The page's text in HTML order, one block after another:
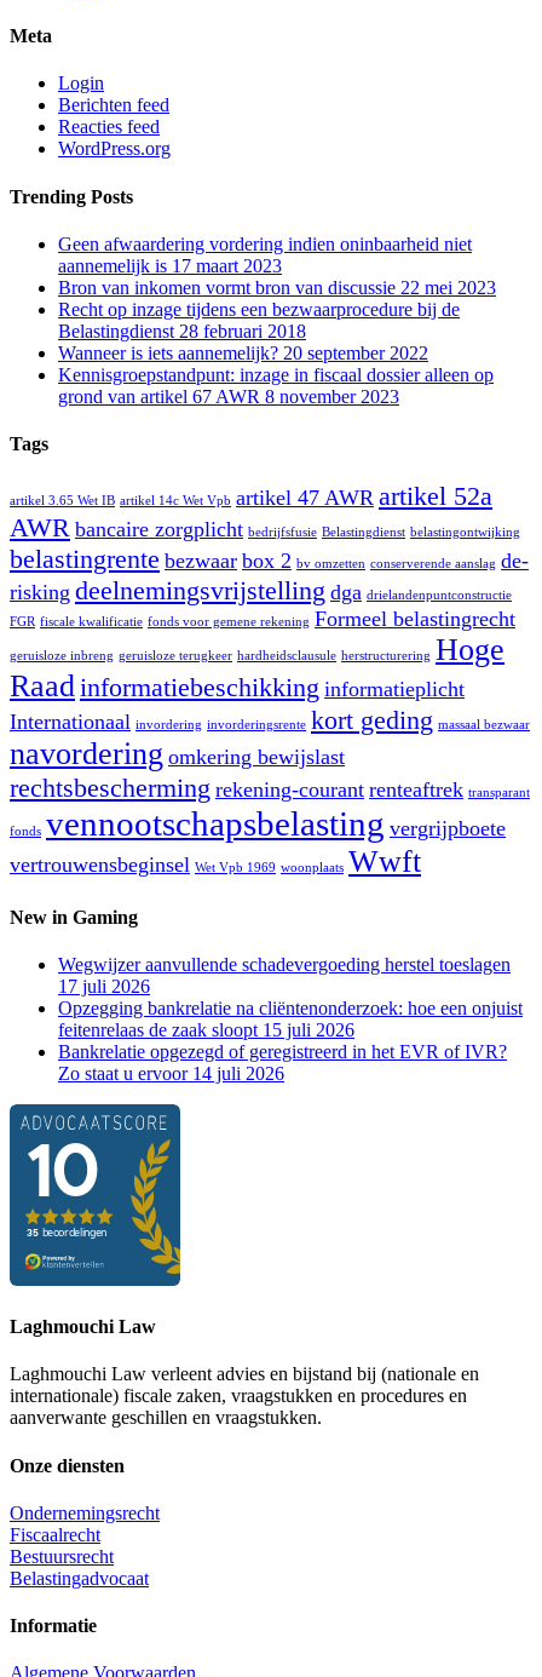
Meta
Login
Berichten feed
Reacties feed
WordPress.org
Trending Posts
Geen afwaardering vordering indien oninbaarheid niet
aannemelijk is 17 maart 2023
Bron van inkomen vormt bron van discussie 22 mei 2023
Recht op inzage tijdens een bezwaarprocedure bij de
Belastingdienst 28 februari 2018
Wanneer is iets aannemelijk? 20 september 2022
Kennisgroepstandpunt: inzage in fiscaal dossier alleen op
grond van artikel 67 AWR 8 november 2023
Tags
artikel 3.65 Wet IB artikel 14c Wet Vpb artikel 47 AWR artikel 52a
AWR bancaire zorgplicht bedrijfsfusie Belastingdienst belastingontwijking
belastingrente bezwaar box 2 bv omzetten conserverende aanslag de-
risking deelnemingsvrijstelling dga drielandenpuntconstructie
FGR fiscale kwalificatie fonds voor gemene rekening Formeel belastingrecht
geruisloze inbreng geruisloze terugkeer hardheidsclausule herstructurering Hoge
Raadinformatiebeschikking informatieplicht
Internationaal invordering invorderingsrente kort geding massaal bezwaar
navordering omkering bewijslast
rechtsbescherming rekening-courant renteaftrek transparant
fonds vennootschapsbelasting vergrijpboete
vertrouwensbeginsel Wet Vpb 1969 woonplaats Wwft
New in Gaming
Wegwijzer aanvullende schadevergoeding herstel toeslagen
17 juli 2026
Opzegging bankrelatie na cliëntenonderzoek: hoe een onjuist
feitenrelaas de zaak sloopt 15 juli 2026
Bankrelatie opgezegd of geregistreerd in het EVR of IVR?
Zo staat u ervoor 14 juli 2026
Laghmouchi Law
Laghmouchi Law verleent advies en bijstand bij (nationale en
internationale) fiscale zaken, vraagstukken en procedures en
aanverwante geschillen en vraagstukken.
Onze diensten
Ondernemingsrecht
Fiscaalrecht
Bestuursrecht
Belastingadvocaat
Informatie